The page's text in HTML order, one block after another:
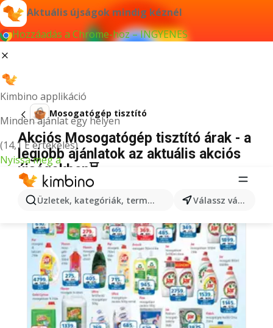
Aktuális újságok mindig kéznél
Hozzáadás a Chrome-hoz – INGYENES
Kimbino applikáció
Minden ajánlat egy helyen
(14,1 E értékelés)
Nyissa meg a
Üzletek, kategóriák, termékek keresése... Válassz várost
Mosogatógép tisztító
Akciós Mosogatógép tisztító árak - a
legjobb ajánlatok az aktuális akciós
újságokban⏳